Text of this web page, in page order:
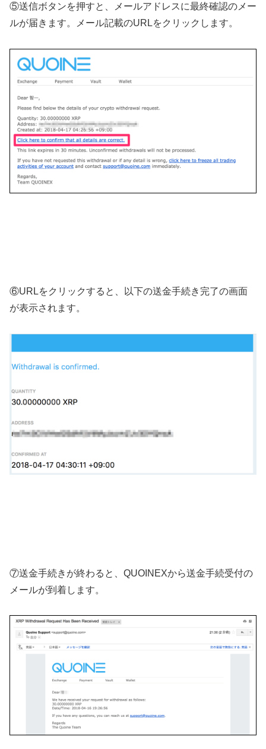
⑤送信ボタンを押すと、メールアドレスに最終確認のメー
ルが届きます。メール記載のURLをクリックします。
⑥URLをクリックすると、以下の送金手続き完了の画面
が表示されます。
⑦送金手続きが終わると、QUOINEXから送金手続受付の
メールが到着します。